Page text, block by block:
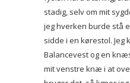
stadig, selv om mit
jeg hverken burde stå
sidde i en kørestol. Jeg
Balancevest og en
mit venstre knæ i at